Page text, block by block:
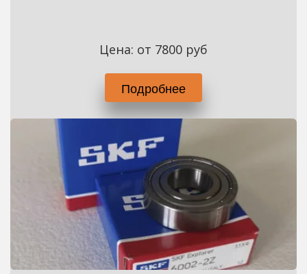
Цена: от 7800 руб
Подробнее